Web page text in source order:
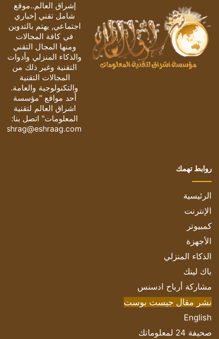
إشراق العالم..موقع
شامل تقني إخباري
اجتماعي, يهتم بالتدوين
في كافة المجالات
ومنها المجال التقني
والذكاء المنزلي وأدوات
التقنية وغير ذلك من
المجالات التقنية
والتكنولوجية والعامة.
أحد مواقع "مؤسسة
اشراق العالم لتقنية
المعلومات" اتصل بنا:
eshrag@eshraag.com
روابط تهمك
الرئيسية
الإنترنت
كمبيوتر
الأجهزة
الذكاء المنزلي
باك لينك
مشاركة أرباح ادسنس
نشر مقال جيست بوست
English
صحيفة 24 لمعلوماتك